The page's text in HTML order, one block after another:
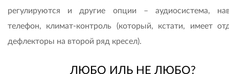
регулируются и другие опции – аудиосистема,
телефон, климат-контроль (который, кстати, имеет
дефлекторы на второй ряд кресел).
ЛЮБО ИЛЬ НЕ ЛЮБО?